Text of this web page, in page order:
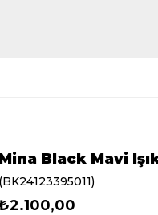
Mina Black Mavi
(BK24123395011)